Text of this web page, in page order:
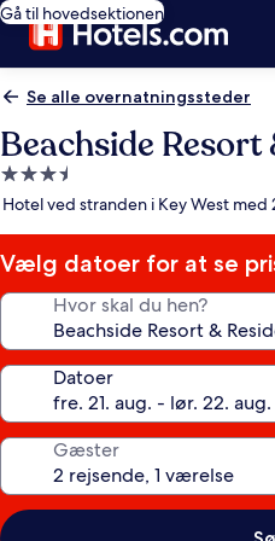
Gå til hovedsektionen
Se alle overnatningssteder
Beachside Resort
3.5-
stjernet
Hotel ved stranden i Key West
Vælg datoer for at se
Hvor skal du hen?
Datoer
Gæster